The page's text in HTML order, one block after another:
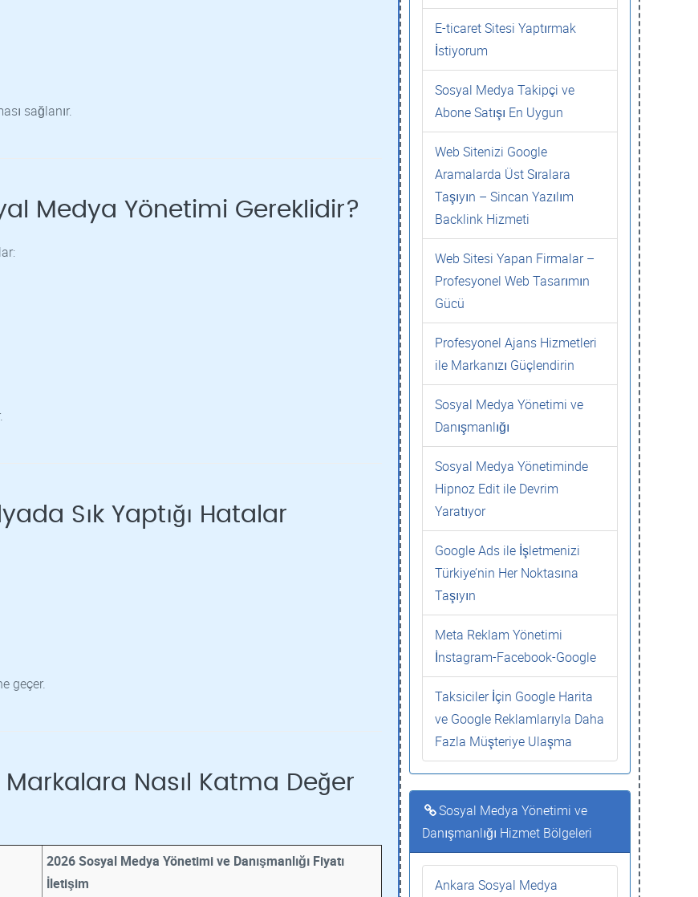
sağlanır.
Medya Yönetimi Gereklidir?
Sık Yaptığı Hatalar
geçer.
Nasıl Katma Değer
2026 Sosyal Medya Yönetimi ve Danışmanlığı Fiyatı
İletişim
E-ticaret Sitesi Yaptırmak
İstiyorum
Sosyal Medya Takipçi ve
Abone Satışı En Uygun
Web Sitenizi Google
Aramalarda Üst Sıralara
Taşıyın – Sincan Yazılım
Backlink Hizmeti
Web Sitesi Yapan Firmalar –
Profesyonel Web Tasarımın
Gücü
Profesyonel Ajans Hizmetleri
ile Markanızı Güçlendirin
Sosyal Medya Yönetimi ve
Danışmanlığı
Sosyal Medya Yönetiminde
Hipnoz Edit ile Devrim
Yaratıyor
Google Ads ile İşletmenizi
Türkiye’nin Her Noktasına
Taşıyın
Meta Reklam Yönetimi
İnstagram-Facebook-Google
Taksiciler İçin Google Harita
ve Google Reklamlarıyla Daha
Fazla Müşteriye Ulaşma
Sosyal Medya Yönetimi ve
Danışmanlığı Hizmet Bölgeleri
Ankara Sosyal Medya